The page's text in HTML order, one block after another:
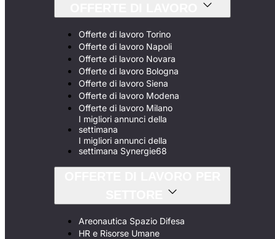
Offerte di lavoro Torino
Offerte di lavoro Napoli
Offerte di lavoro Novara
Offerte di lavoro Bologna
Offerte di lavoro Siena
Offerte di lavoro Modena
Offerte di lavoro Milano
I migliori annunci della
settimana
I migliori annunci della
settimana Synergie68
Areonautica Spazio Difesa
HR e Risorse Umane